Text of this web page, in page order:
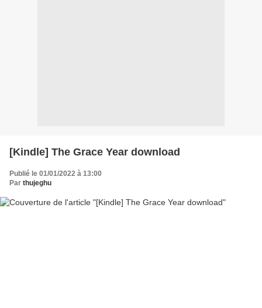
[Kindle] The Grace Year download
Publié le 01/01/2022 à 13:00
Par thujeghu